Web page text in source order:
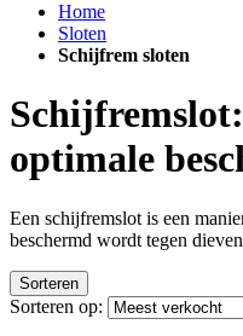
Home
Sloten
Schijfrem sloten
optimale
Een schijfremslot is een
beschermd wordt tegen dieven
Sorteren
Sorteren op: